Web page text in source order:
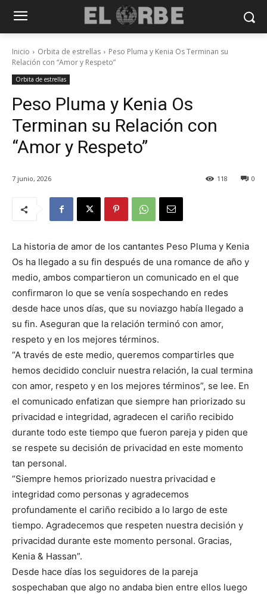
Inicio Orbita de estrellas
Peso Pluma y Kenia Os Terminan su
Relación con “Amor y Respeto”
Orbita de estrellas
Peso Pluma y Kenia Os
Terminan su Relación con
“Amor y Respeto”
7 junio, 2026 0
118
La historia de amor de los cantantes Peso Pluma y Kenia
Os ha llegado a su fin después de una romance de año y
medio, ambos compartieron un comunicado en el que
confirmaron lo que se venía sospechando en redes
desde hace unos días, que su noviazgo había llegado a
su fin. Aseguran que la relación terminó con amor,
respeto y en los mejores términos.
“A través de este medio, queremos compartirles que
hemos decidido concluir nuestra relación, la cual termina
con amor, respeto y en los mejores términos”, se lee. En
el comunicado enfatizan que siempre han priorizado su
privacidad e integridad, agradecen el cariño recibido
durante todo este tiempo que fueron pareja y piden que
se respete su decisión de privacidad en este momento
tan personal.
“Siempre hemos priorizado nuestra privacidad e
integridad como personas y agradecemos
profundamente el cariño recibido a lo largo de este
tiempo. Agradecemos que respeten nuestra decisión y
privacidad durante este momento personal. Gracias,
Kenia & Hassan”.
Desde hace días los seguidores de la pareja
sospechaban que algo no andaba bien entre ellos luego